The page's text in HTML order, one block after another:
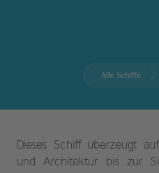
Alle Schiffe
Dieses Schiff überzeugt
und Architektur bis zur